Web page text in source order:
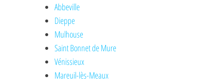
Abbeville
Dieppe
Mulhouse
Saint Bonnet de Mure
Vénissieux
Mareuil-lès-Meaux